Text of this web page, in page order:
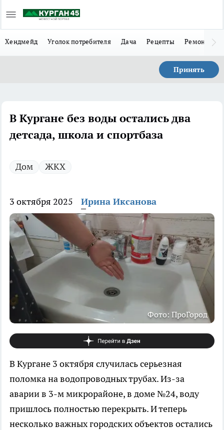
Хендмейд Уголок потребителя Дача Рецепты Ремонт
Принять
В Кургане без воды остались два
детсада, школа и спортбаза
Дом ЖКХ
3 октября 2025 Ирина Иксанова
Фото: ПроГород
В Кургане 3 октября случилась серьезная
поломка на водопроводных трубах. Из-за
аварии в 3-м микрорайоне, в доме №24, воду
пришлось полностью перекрыть. И теперь
несколько важных городских объектов остались